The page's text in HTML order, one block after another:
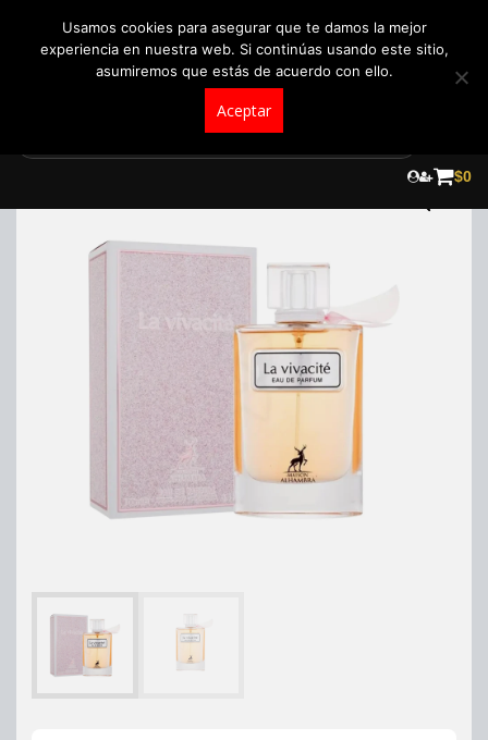
$0
Usamos cookies para asegurar que te damos la mejor
experiencia en nuestra web. Si continúas usando este sitio,
asumiremos que estás de acuerdo con ello.
Aceptar